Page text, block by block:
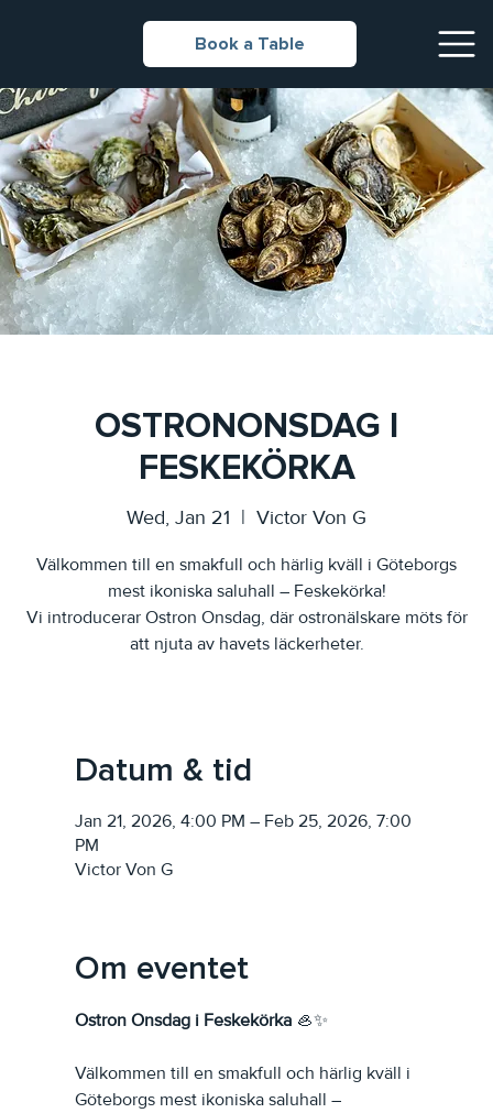
Book a Table
OSTRONONSDAG I
FESKEKÖRKA
Wed, Jan 21
  |
Victor Von G
Välkommen till en smakfull och härlig kväll i Göteborgs
mest ikoniska saluhall – Feskekörka!
Vi introducerar Ostron Onsdag, där ostronälskare möts för
att njuta av havets läckerheter.
Datum & tid
Jan 21, 2026, 4:00 PM – Feb 25, 2026, 7:00
PM
Victor Von G
Om eventet
Ostron Onsdag i Feskekörka 🦪✨
Välkommen till en smakfull och härlig kväll i
Göteborgs mest ikoniska saluhall –